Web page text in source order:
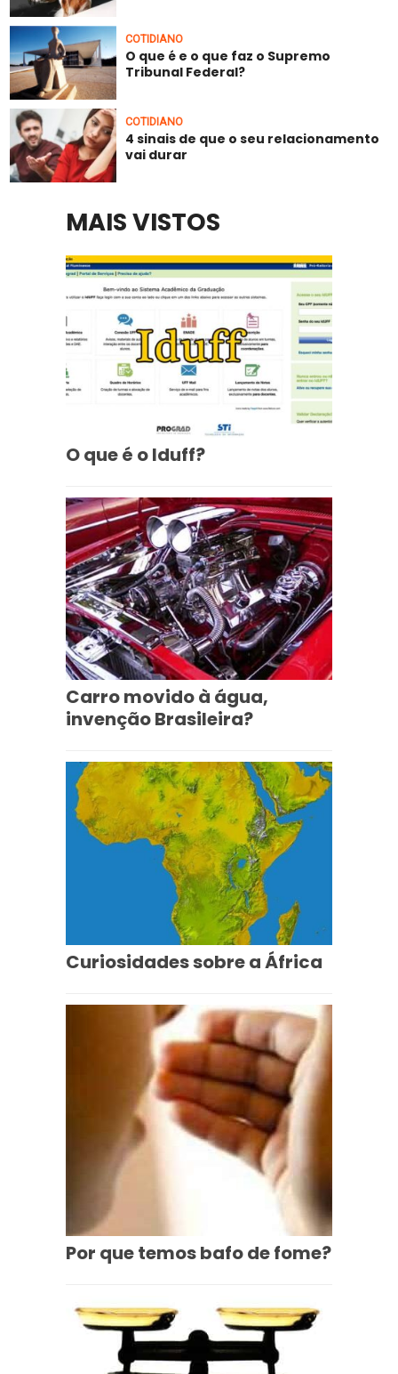
COTIDIANO
O que é e o que faz o Supremo
Tribunal Federal?
COTIDIANO
4 sinais de que o seu relacionamento
vai durar
MAIS VISTOS
O que é o Iduff?
Carro movido à água,
invenção Brasileira?
Curiosidades sobre a África
Por que temos bafo de fome?